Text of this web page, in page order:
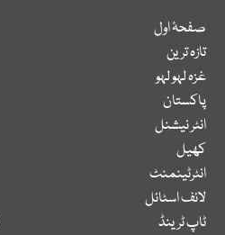
صفحۂ اول
تازہ ترین
غزہ لہو لہو
پاکستان
انٹر نیشنل
کھیل
انٹرٹینمنٹ
لائف اسٹائل
ٹاپ ٹرینڈ